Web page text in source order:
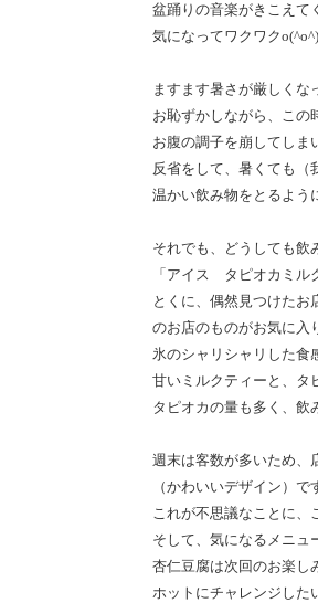
盆踊りの音楽がきこえて
気になってワクワク
ますます暑さが厳しくな
お恥ずかしながら、この
お腹の調子を崩してしま
反省をして、暑くても（
温かい飲み物をとるよう
それでも、どうしても飲
「アイス タピオカミル
とくに、偶然見つけたお
のお店のものがお気に入
氷のシャリシャリした食
甘いミルクティーと、タ
タピオカの量も多く、飲
週末は客数が多いため、
（かわいいデザイン）
これが不思議なことに、
そして、気になるメニュ
杏仁豆腐は次回のお楽し
ホットにチャレンジした